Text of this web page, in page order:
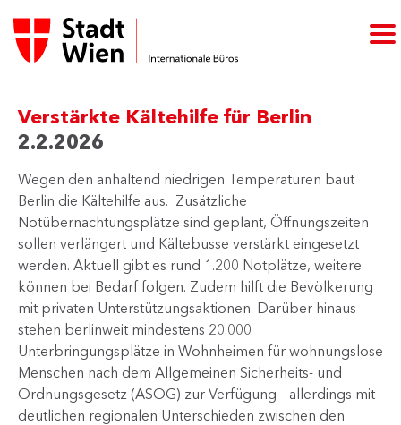
Verstärkte Kältehilfe für Berlin
2.2.2026
Wegen den anhaltend niedrigen Temperaturen baut
Berlin die Kältehilfe aus. Zusätzliche
Notübernachtungsplätze sind geplant, Öffnungszeiten
sollen verlängert und Kältebusse verstärkt eingesetzt
werden. Aktuell gibt es rund 1.200 Notplätze, weitere
können bei Bedarf folgen. Zudem hilft die Bevölkerung
mit privaten Unterstützungsaktionen. Darüber hinaus
stehen berlinweit mindestens 20.000
Unterbringungsplätze in Wohnheimen für wohnungslose
Menschen nach dem Allgemeinen Sicherheits- und
Ordnungsgesetz (ASOG) zur Verfügung – allerdings mit
deutlichen regionalen Unterschieden zwischen den